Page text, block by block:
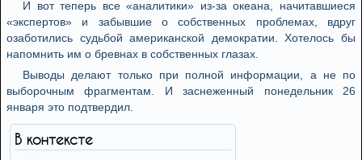
И вот теперь все «аналитики» из-за океана, начитавшиеся
«экспертов» и забывшие о собственных проблемах, вдруг
озаботились судьбой американской демократии. Хотелось бы
напомнить им о бревнах в собственных глазах.
Выводы делают только при полной информации, а не по
выборочным фрагментам. И заснеженный понедельник 26
января это подтвердил.
В контексте